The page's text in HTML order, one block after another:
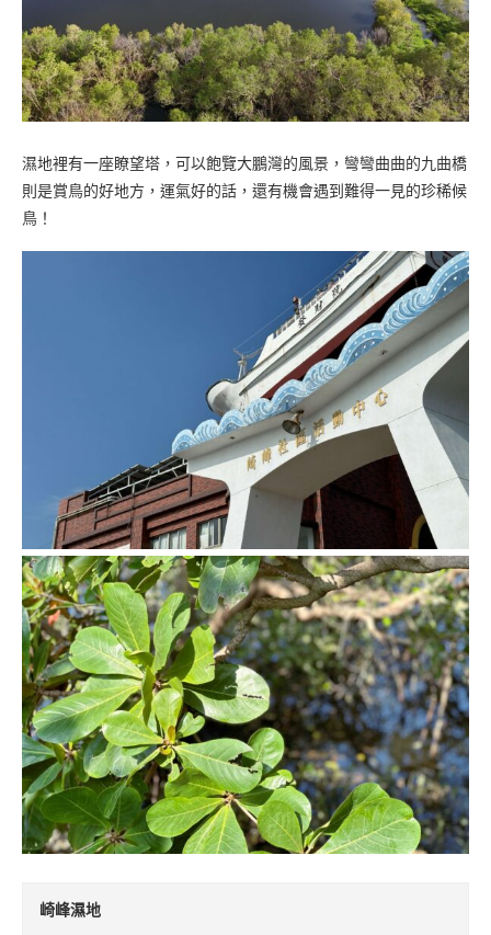
濕地裡有一座瞭望塔，可以飽覽大鵬灣的風景，彎彎曲曲的九曲橋
則是賞鳥的好地方，運氣好的話，還有機會遇到難得一見的珍稀候
鳥！
崎峰濕地